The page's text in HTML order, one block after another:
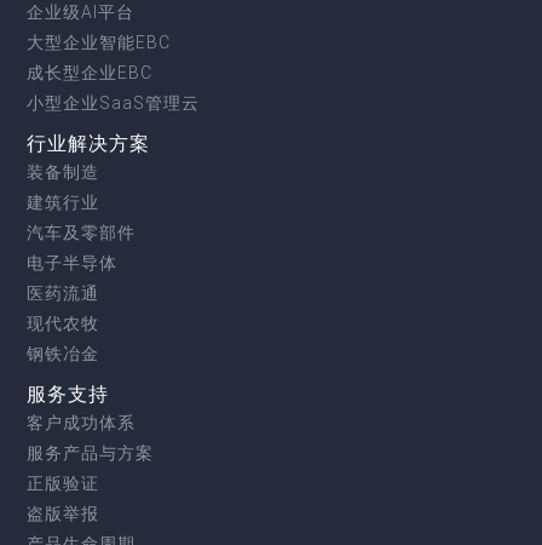
企业级AI平台
大型企业智能EBC
成长型企业EBC
小型企业SaaS管理云
行业解决方案
装备制造
建筑行业
汽车及零部件
电子半导体
医药流通
现代农牧
钢铁冶金
服务支持
客户成功体系
服务产品与方案
正版验证
盗版举报